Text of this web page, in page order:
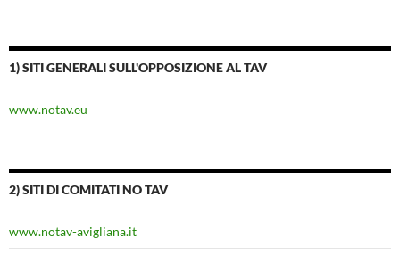
1) SITI GENERALI SULL'OPPOSIZIONE AL TAV
www.notav.eu
2) SITI DI COMITATI NO TAV
www.notav-avigliana.it